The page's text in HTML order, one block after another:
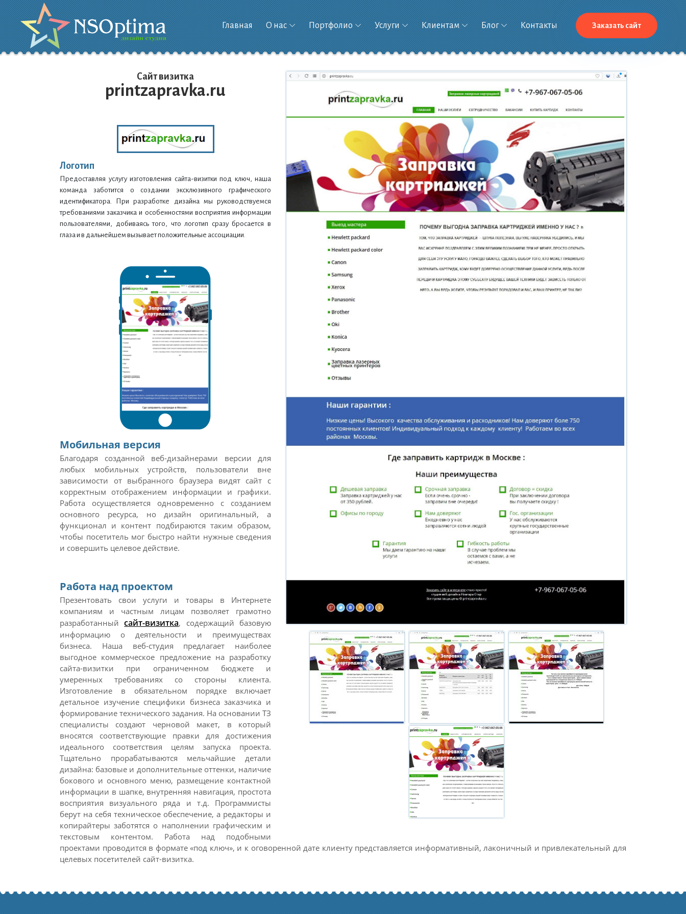
Главная О нас Портфолио Услуги Клиентам Блог Контакты Заказать сайт
Сайт визитка
printzapravka.ru
Логотип
Предоставляя услугу изготовления сайта-визитки под ключ, наша
команда заботится о создании эксклюзивного графического
идентификатора. При разработке дизайна мы руководствуемся
требованиями заказчика и особенностями восприятия информации
пользователями, добиваясь того, что логотип сразу бросается в
глаза и в дальнейшем вызывает положительные ассоциации.
Мобильная версия
Благодаря созданной веб-дизайнерами версии для
любых мобильных устройств, пользователи вне
зависимости от выбранного браузера видят сайт с
корректным отображением информации и графики.
Работа осуществляется одновременно с созданием
основного ресурса, но дизайн оригинальный, а
функционал и контент подбираются таким образом,
чтобы посетитель мог быстро найти нужные сведения
и совершить целевое действие.
Работа над проектом
Презентовать свои услуги и товары в Интернете
компаниям и частным лицам позволяет грамотно
разработанныйсайт-визитка, содержащий базовую
информацию о деятельности и преимуществах
бизнеса. Наша веб-студия предлагает наиболее
выгодное коммерческое предложение на разработку
сайта-визитки при ограниченном бюджете и
умеренных требованиях со стороны клиента.
Изготовление в обязательном порядке включает
детальное изучение специфики бизнеса заказчика и
формирование технического задания. На основании ТЗ
специалисты создают черновой макет, в который
вносятся соответствующие правки для достижения
идеального соответствия целям запуска проекта.
Тщательно прорабатываются мельчайшие детали
дизайна: базовые и дополнительные оттенки, наличие
бокового и основного меню, размещение контактной
информации в шапке, внутренняя навигация, простота
восприятия визуального ряда и т.д. Программисты
берут на себя техническое обеспечение, а редакторы и
копирайтеры заботятся о наполнении графическим и
текстовым контентом. Работа над подобными
проектами проводится в формате «под ключ», и к оговоренной дате клиенту представляется информативный, лаконичный и привлекательный для
целевых посетителей сайт-визитка.